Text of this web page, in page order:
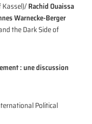
Kassel)/Rachid Ouaissa
Warnecke-Berger
the Dark Side of
: une discussion
Political